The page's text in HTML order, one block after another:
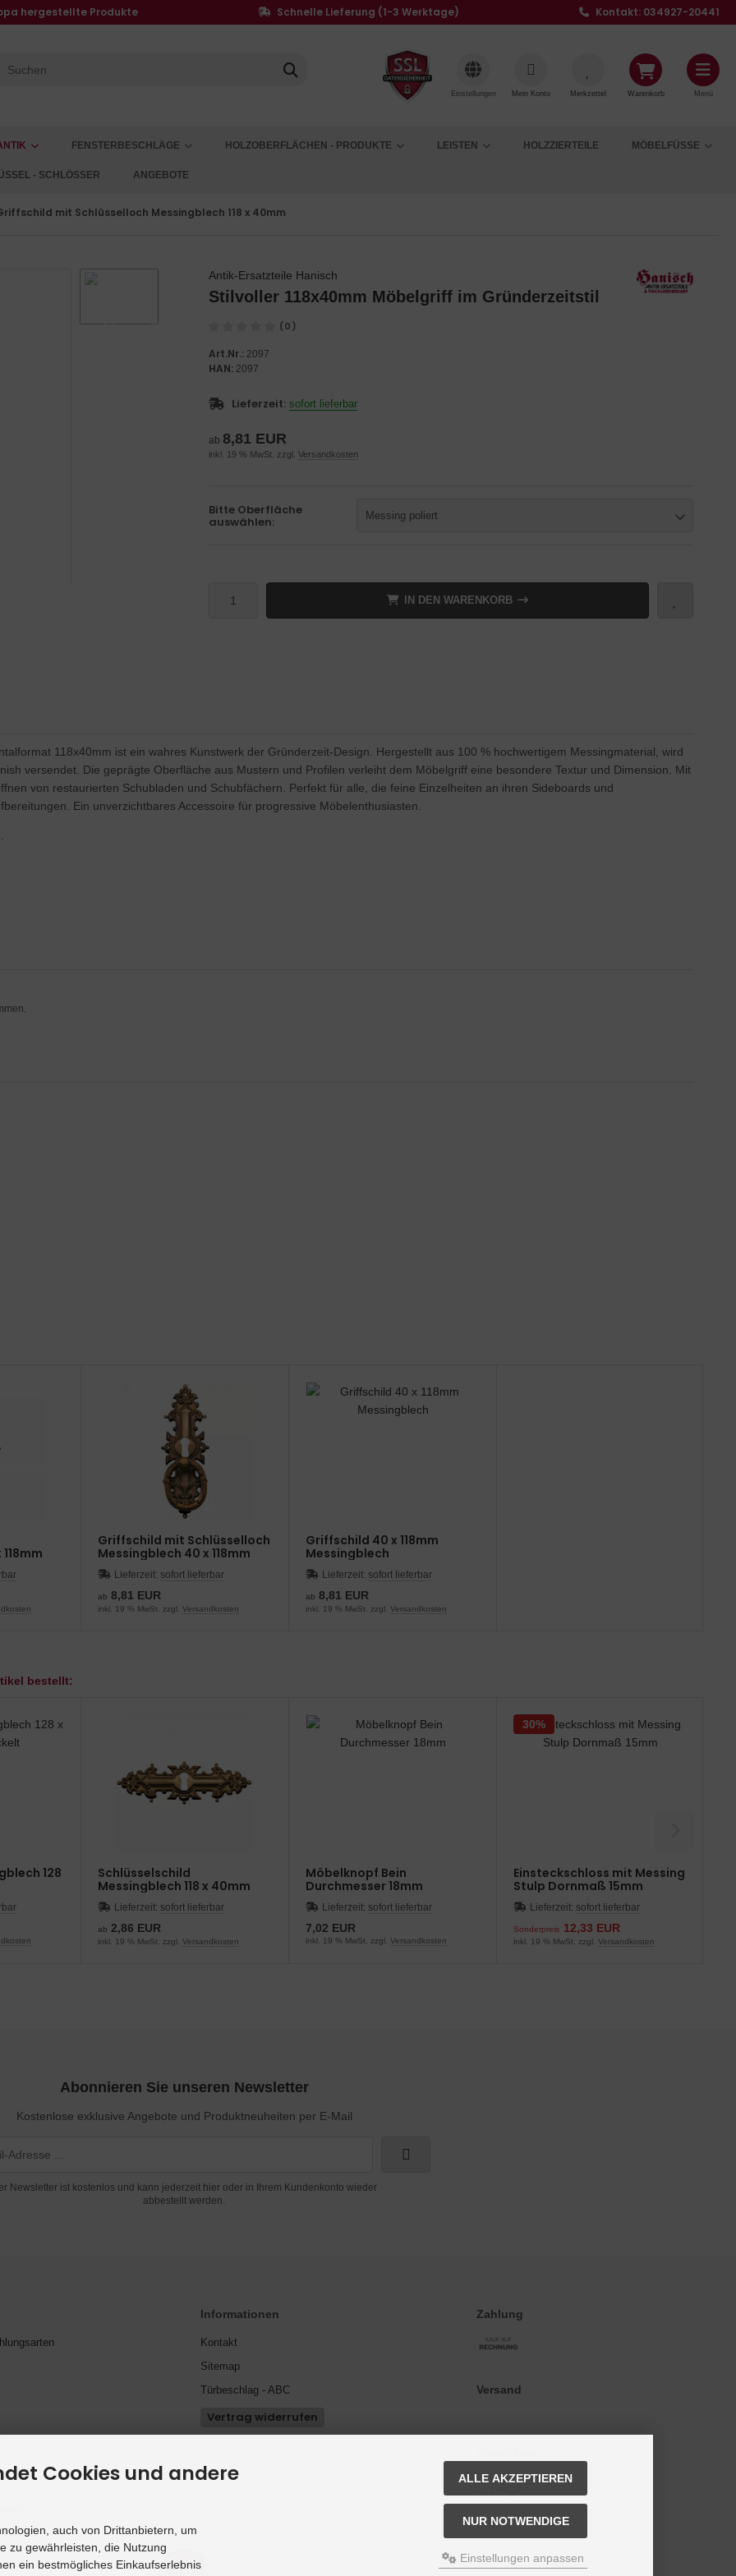
hergestellte Produkte Schnelle Lieferung (1-3 Werktage) Kontakt: 034927-20441
Einstellungen Mein Konto Merkzettel Warenkorb Menü
FENSTERBESCHLÄGE HOLZOBERFLÄCHEN - PRODUKTE LEISTEN HOLZZIERTEILE MÖBELFÜSSE
- SCHLÖSSER ANGEBOTE
mit Schlüsselloch Messingblech 118 x 40mm
Antik-Ersatzteile Hanisch
Stilvoller 118x40mm Möbelgriff im Gründerzeitstil
(0)
Art.Nr.: 2097
HAN: 2097
Lieferzeit: sofort lieferbar
ab 8,81 EUR
inkl. 19 % MwSt. zzgl. Versandkosten
Bitte Oberfläche
auswählen: Messing poliert
IN DEN WARENKORB
118x40mm ist ein wahres Kunstwerk der Gründerzeit-Design. Hergestellt aus 100 % hochwertigem Messingmaterial, wird
versendet. Die geprägte Oberfläche aus Mustern und Profilen verleiht dem Möbelgriff eine besondere Textur und Dimension. Mit
von restaurierten Schubladen und Schubfächern. Perfekt für alle, die feine Einzelheiten an ihren Sideboards und
Ein unverzichtbares Accessoire für progressive Möbelenthusiasten.
Griffschild mit Schlüsselloch
Messingblech 40 x 118mm
Lieferzeit: sofort lieferbar
ab 8,81 EUR
inkl. 19 % MwSt. zzgl. Versandkosten
Griffschild 40 x 118mm
Messingblech
Lieferzeit: sofort lieferbar
ab 8,81 EUR
inkl. 19 % MwSt. zzgl. Versandkosten
bestellt:
128
Schlüsselschild
Messingblech 118 x 40mm
Lieferzeit: sofort lieferbar
ab 2,86 EUR
inkl. 19 % MwSt. zzgl. Versandkosten
Möbelknopf Bein
Durchmesser 18mm
Lieferzeit: sofort lieferbar
7,02 EUR
inkl. 19 % MwSt. zzgl. Versandkosten
Einsteckschloss mit Messing
Stulp Dornmaß 15mm
Lieferzeit: sofort lieferbar
Sonderpreis 12,33 EUR
30%
inkl. 19 % MwSt. zzgl. Versandkosten
Abonnieren Sie unseren Newsletter
Kostenlose exklusive Angebote und Produktneuheiten per E-Mail
Newsletter ist kostenlos und kann jederzeit hier oder in Ihrem Kundenkonto wieder
abbestellt werden.
Informationen
Kontakt
Sitemap
Türbeschlag - ABC
Vertrag widerrufen
Zahlung
Versand
Cookies und andere
auch von Drittanbietern, um
zu gewährleisten, die Nutzung
ein bestmögliches Einkaufserlebnis
ALLE AKZEPTIEREN
NUR NOTWENDIGE
Einstellungen anpassen